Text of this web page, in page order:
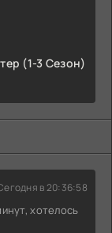
(1-3 Сезон)
в 20:36:58
хотелось